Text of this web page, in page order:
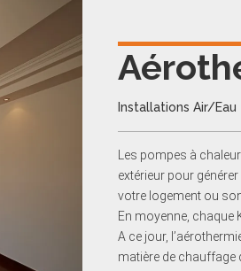
Installations Air/Eau
Les pompes à
extérieur pour
votre logement ou
En moyenne, chaque
A ce jour,
matière de chauffage